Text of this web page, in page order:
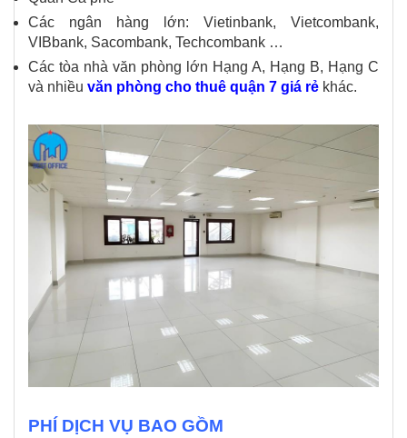
Các ngân hàng lớn: Vietinbank, Vietcombank,
VIBbank, Sacombank, Techcombank …
Các tòa nhà văn phòng lớn Hạng A, Hạng B, Hạng C
và nhiều văn phòng cho thuê quận 7 giá rẻ khác.
PHÍ DỊCH VỤ BAO GỒM